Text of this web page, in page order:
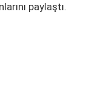
paylaştı.